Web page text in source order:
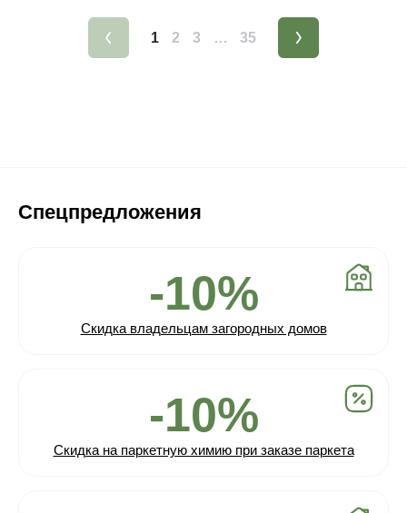
1 2 3 … 35
Спецпредложения
-10%
Скидка владельцам загородных домов
-10%
Скидка на паркетную химию при заказе паркета